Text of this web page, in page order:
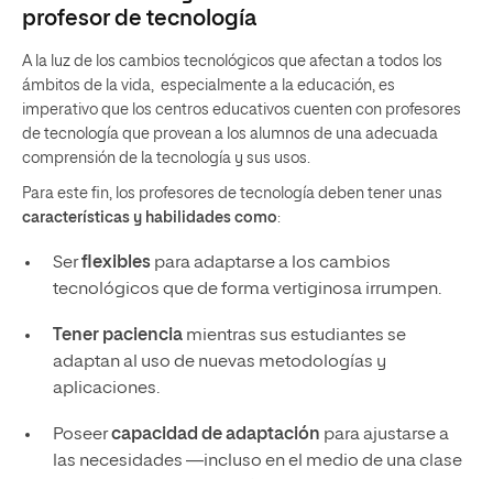
profesor de tecnología
A la luz de los cambios tecnológicos que afectan a todos los
ámbitos de la vida, especialmente a la educación, es
imperativo que los centros educativos cuenten con profesores
de tecnología que provean a los alumnos de una adecuada
comprensión de la tecnología y sus usos.
Para este fin, los profesores de tecnología deben tener unas
características y habilidades como:
Serflexiblespara adaptarse a los cambios
tecnológicos que de forma vertiginosa irrumpen.
Tener pacienciamientras sus estudiantes se
adaptan al uso de nuevas metodologías y
aplicaciones.
Poseercapacidad de adaptación para ajustarse a
las necesidades —incluso en el medio de una clase